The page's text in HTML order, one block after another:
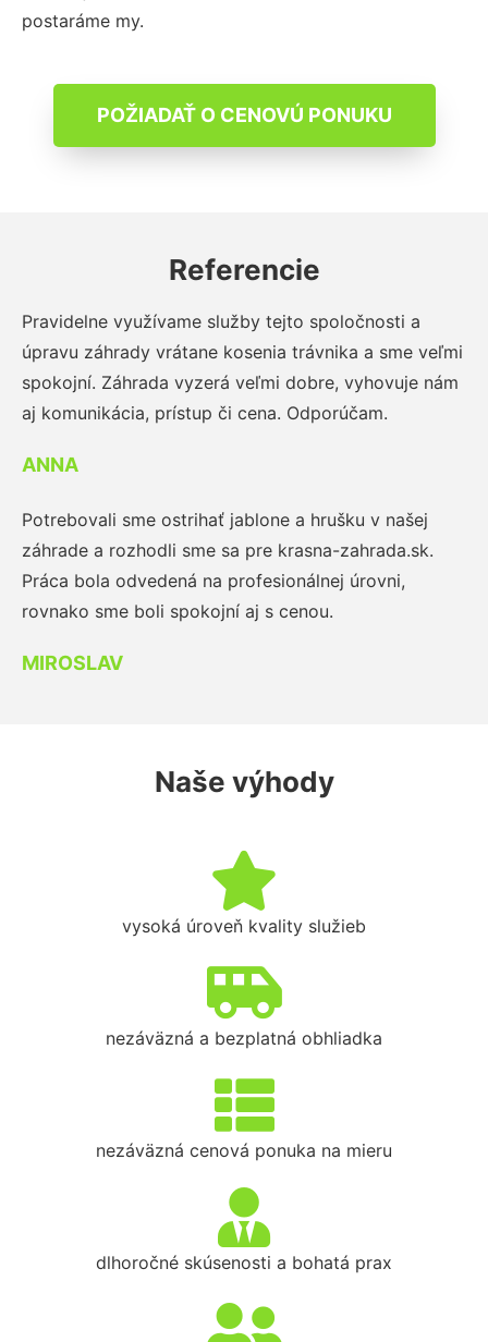
postaráme my.
POŽIADAŤ O CENOVÚ PONUKU
Referencie
Pravidelne využívame služby tejto spoločnosti a
úpravu záhrady vrátane kosenia trávnika a sme veľmi
spokojní. Záhrada vyzerá veľmi dobre, vyhovuje nám
aj komunikácia, prístup či cena. Odporúčam.
ANNA
Potrebovali sme ostrihať jablone a hrušku v našej
záhrade a rozhodli sme sa pre krasna-zahrada.sk.
Práca bola odvedená na profesionálnej úrovni,
rovnako sme boli spokojní aj s cenou.
MIROSLAV
Naše výhody
vysoká úroveň kvality služieb
nezáväzná a bezplatná obhliadka
nezáväzná cenová ponuka na mieru
dlhoročné skúsenosti a bohatá prax